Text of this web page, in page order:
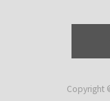
Copyright